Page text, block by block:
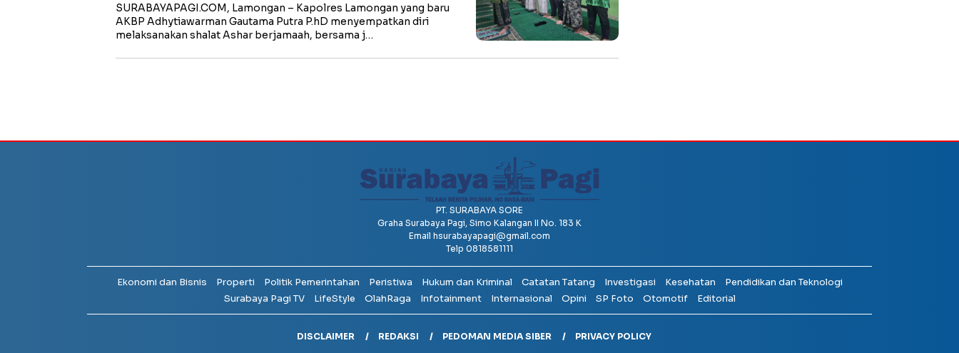
SURABAYAPAGI.COM, Lamongan – Kapolres Lamongan yang baru
AKBP Adhytiawarman Gautama Putra P.hD menyempatkan diri
melaksanakan shalat Ashar berjamaah, bersama j…
PT. SURABAYA SORE
Graha Surabaya Pagi, Simo Kalangan II No. 183 K
Email hsurabayapagi@gmail.com
Telp 0818581111
Ekonomi dan Bisnis Properti Politik Pemerintahan Peristiwa Hukum dan Kriminal Catatan Tatang Investigasi Kesehatan
Pendidikan dan Teknologi
Surabaya Pagi TV
LifeStyle OlahRaga Infotainment Internasional Opini SP Foto Otomotif Editorial
DISCLAIMER REDAKSI PEDOMAN MEDIA SIBER PRIVACY POLICY